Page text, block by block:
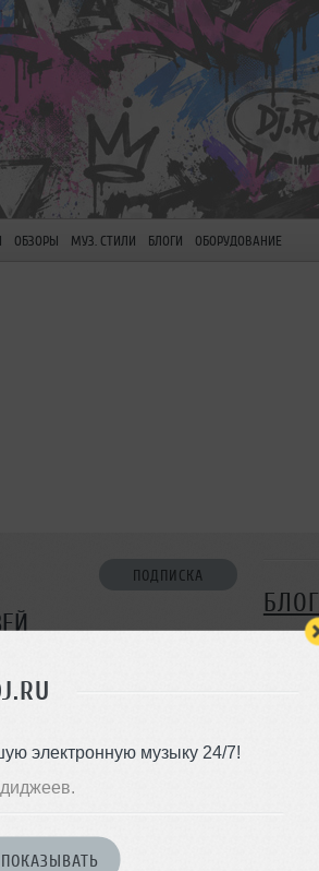
электронную музыку 24/7!
ОБЗОРЫ МУЗ. СТИЛИ БЛОГИ ОБОРУДОВАНИЕ
ПОДПИСКА
БЛОГ